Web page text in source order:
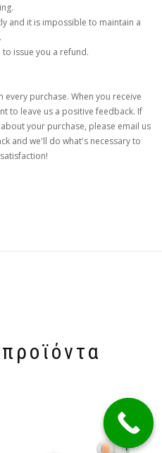
and it is impossible to maintain a
issue you a refund.
purchase. When you receive
to leave us a positive feedback. If
your purchase, please email us
and we'll do what's necessary to